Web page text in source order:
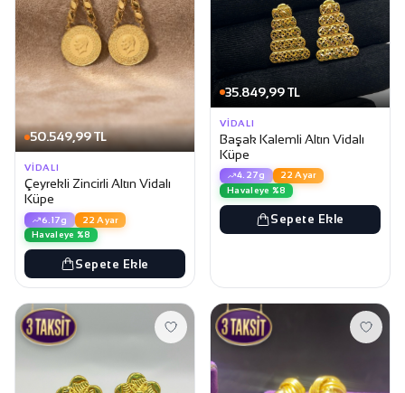
50.549,99 TL
VIDALI
Çeyrekli Zincirli Altın Vidalı
Küpe
6.17g
22 Ayar
Havaleye %8
Sepete Ekle
35.849,99 TL
VIDALI
Başak Kalemli Altın Vidalı
Küpe
4.27g
22 Ayar
Havaleye %8
Sepete Ekle